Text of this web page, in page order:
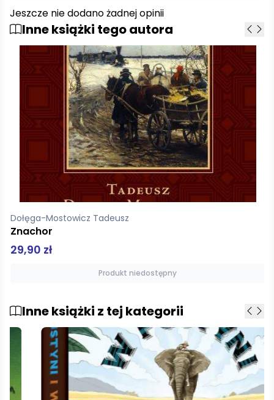
Jeszcze nie dodano żadnej opinii
Inne książki tego autora
Dołęga-Mostowicz Tadeusz
Znachor
29,90 zł
Produkt niedostępny
Inne książki z tej kategorii